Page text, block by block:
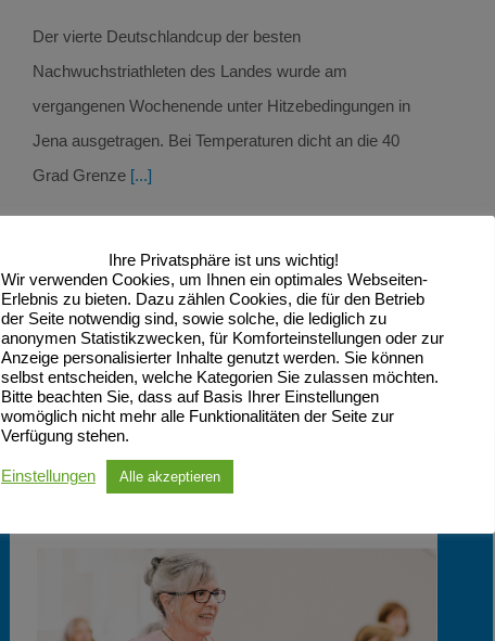
Der vierte Deutschlandcup der besten
Nachwuchstriathleten des Landes wurde am
vergangenen Wochenende unter Hitzebedingungen in
Jena ausgetragen. Bei Temperaturen dicht an die 40
Grad Grenze [...]
Ihre Privatsphäre ist uns wichtig!
Wir verwenden Cookies, um Ihnen ein optimales Webseiten-
Erlebnis zu bieten. Dazu zählen Cookies, die für den Betrieb
der Seite notwendig sind, sowie solche, die lediglich zu
anonymen Statistikzwecken, für Komforteinstellungen oder zur
Anzeige personalisierter Inhalte genutzt werden. Sie können
selbst entscheiden, welche Kategorien Sie zulassen möchten.
Bitte beachten Sie, dass auf Basis Ihrer Einstellungen
womöglich nicht mehr alle Funktionalitäten der Seite zur
Verfügung stehen.
Einstellungen Alle akzeptieren